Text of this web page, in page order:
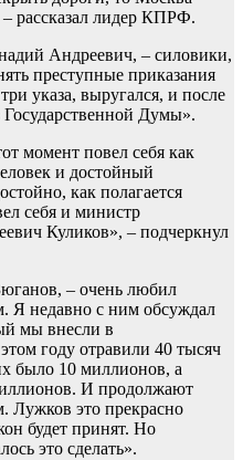
– рассказал лидер КПРФ.
Андреевич, – силовики,
преступные приказания
указа, выругался, и после
Думы».
момент повел себя как
и достойный
как полагается
себя и министр
Куликов», – подчеркнул
– очень любил
Я недавно с ним обсуждал
мы внесли в
году отравили 40 тысяч
было 10 миллионов, а
И продолжают
Лужков это прекрасно
будет принят. Но
это сделать».